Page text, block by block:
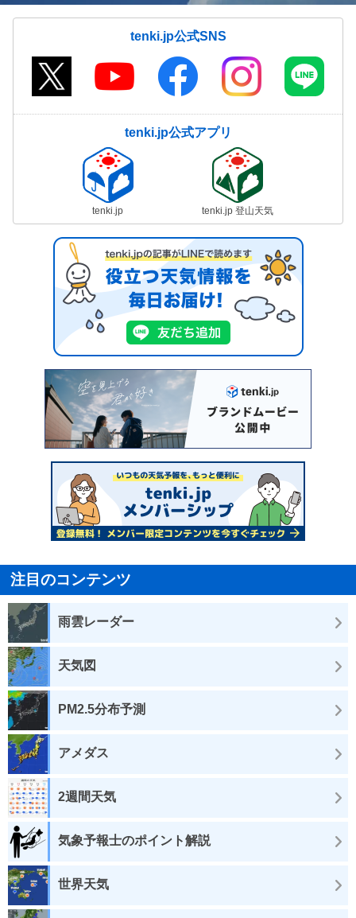
tenki.jp公式SNS
tenki.jp公式アプリ
tenki.jp tenki.jp 登山天気
注目のコンテンツ
雨雲レーダー
天気図
PM2.5分布予測
アメダス
2週間天気
気象予報士のポイント解説
世界天気